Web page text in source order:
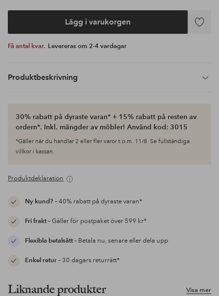
Lägg i varukorgen
Lägg
Få antal kvar. Levereras om 2-4 vardagar
Produktbeskrivning
30% rabatt på dyraste varan* + 15% rabatt på resten av
ordern*. Inkl. mängder av möbler! Använd kod: 3015
*Gäller när du handlar 2 eller fler varor t.o.m. 11/8. Se fullständiga
villkor i kassan.
Produktdeklaration
Ny kund?– 40% rabatt på dyraste varan*
Fri frakt– Gäller för postpaket över 599 kr*
Flexibla betalsätt– Betala nu, senare eller dela upp
Enkel retur– 30 dagars returrätt*
Visa mer
Liknande produkter